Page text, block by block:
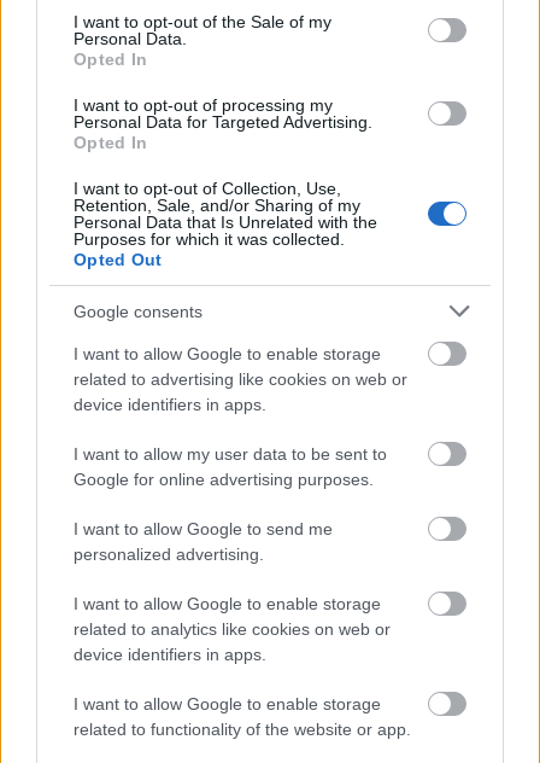
consent section.
I want to opt-out of the Sale of my
Personal Data.
Opted In
I want to opt-out of processing my
Personal Data for Targeted Advertising.
Opted In
I want to opt-out of Collection, Use,
Retention, Sale, and/or Sharing of my
Personal Data that Is Unrelated with the
Purposes for which it was collected.
Opted Out
Google consents
I want to allow Google to enable storage
related to advertising like cookies on web or
device identifiers in apps.
I want to allow my user data to be sent to
Google for online advertising purposes.
I want to allow Google to send me
personalized advertising.
I want to allow Google to enable storage
related to analytics like cookies on web or
device identifiers in apps.
I want to allow Google to enable storage
related to functionality of the website or app.
színházszerető közönség fél attól,
miféle következményekkel jár majd az
színházaink irányításába.
Jogos igényként vetődik fel az is, hogy ha egyszer az
állam most az eddigieknél több befolyást kap az
intézmények fenntartójaként, akkor elvárható, hogy
nagyobb arányban vegyen részt azok
finanszírozásában is. De pénzről, konkrétumokról és
garanciákról nem szól sem a törvény, sem annak
Biankó felhatalmazás, vakon megyünk az
ismeretlenbe
Ezek után a debreceni városvezetés úgy akarja
„önként kérelmezni” a Csokonai és a Vojtina állami
felügyeletét a kormánynál, hogy